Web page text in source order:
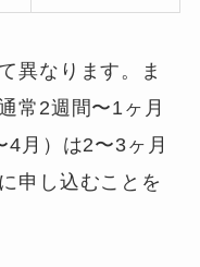
異なります。ま
常2週間〜1ヶ月
4月）は2〜3ヶ月
申し込むことを